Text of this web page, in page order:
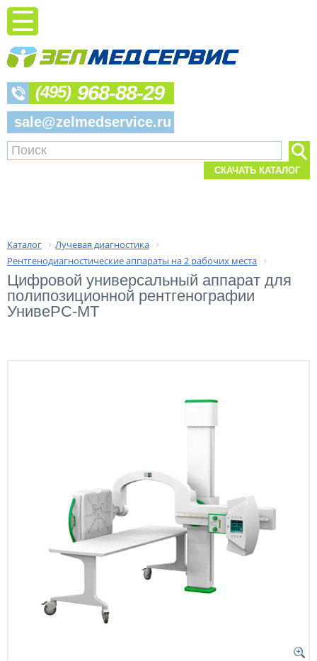
(495) 968-88-29
sale@zelmedservice.ru
СКАЧАТЬ КАТАЛОГ
Каталог › Лучевая диагностика ›
Рентгенодиагностические аппараты на 2 рабочих места ›
Цифровой универсальный аппарат для
полипозиционной рентгенографии
УнивеРС-МТ